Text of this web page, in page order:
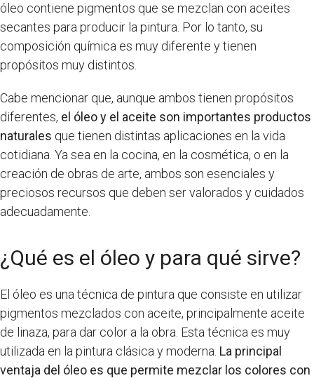
óleo contiene pigmentos que se mezclan con aceites
secantes para producir la pintura. Por lo tanto, su
composición química es muy diferente y tienen
propósitos muy distintos.
Cabe mencionar que, aunque ambos tienen propósitos
diferentes, el óleo y el aceite son importantes productos
naturales que tienen distintas aplicaciones en la vida
cotidiana. Ya sea en la cocina, en la cosmética, o en la
creación de obras de arte, ambos son esenciales y
preciosos recursos que deben ser valorados y cuidados
adecuadamente.
¿Qué es el óleo y para qué sirve?
El óleo es una técnica de pintura que consiste en utilizar
pigmentos mezclados con aceite, principalmente aceite
de linaza, para dar color a la obra. Esta técnica es muy
utilizada en la pintura clásica y moderna. La principal
ventaja del óleo es que permite mezclar los colores con